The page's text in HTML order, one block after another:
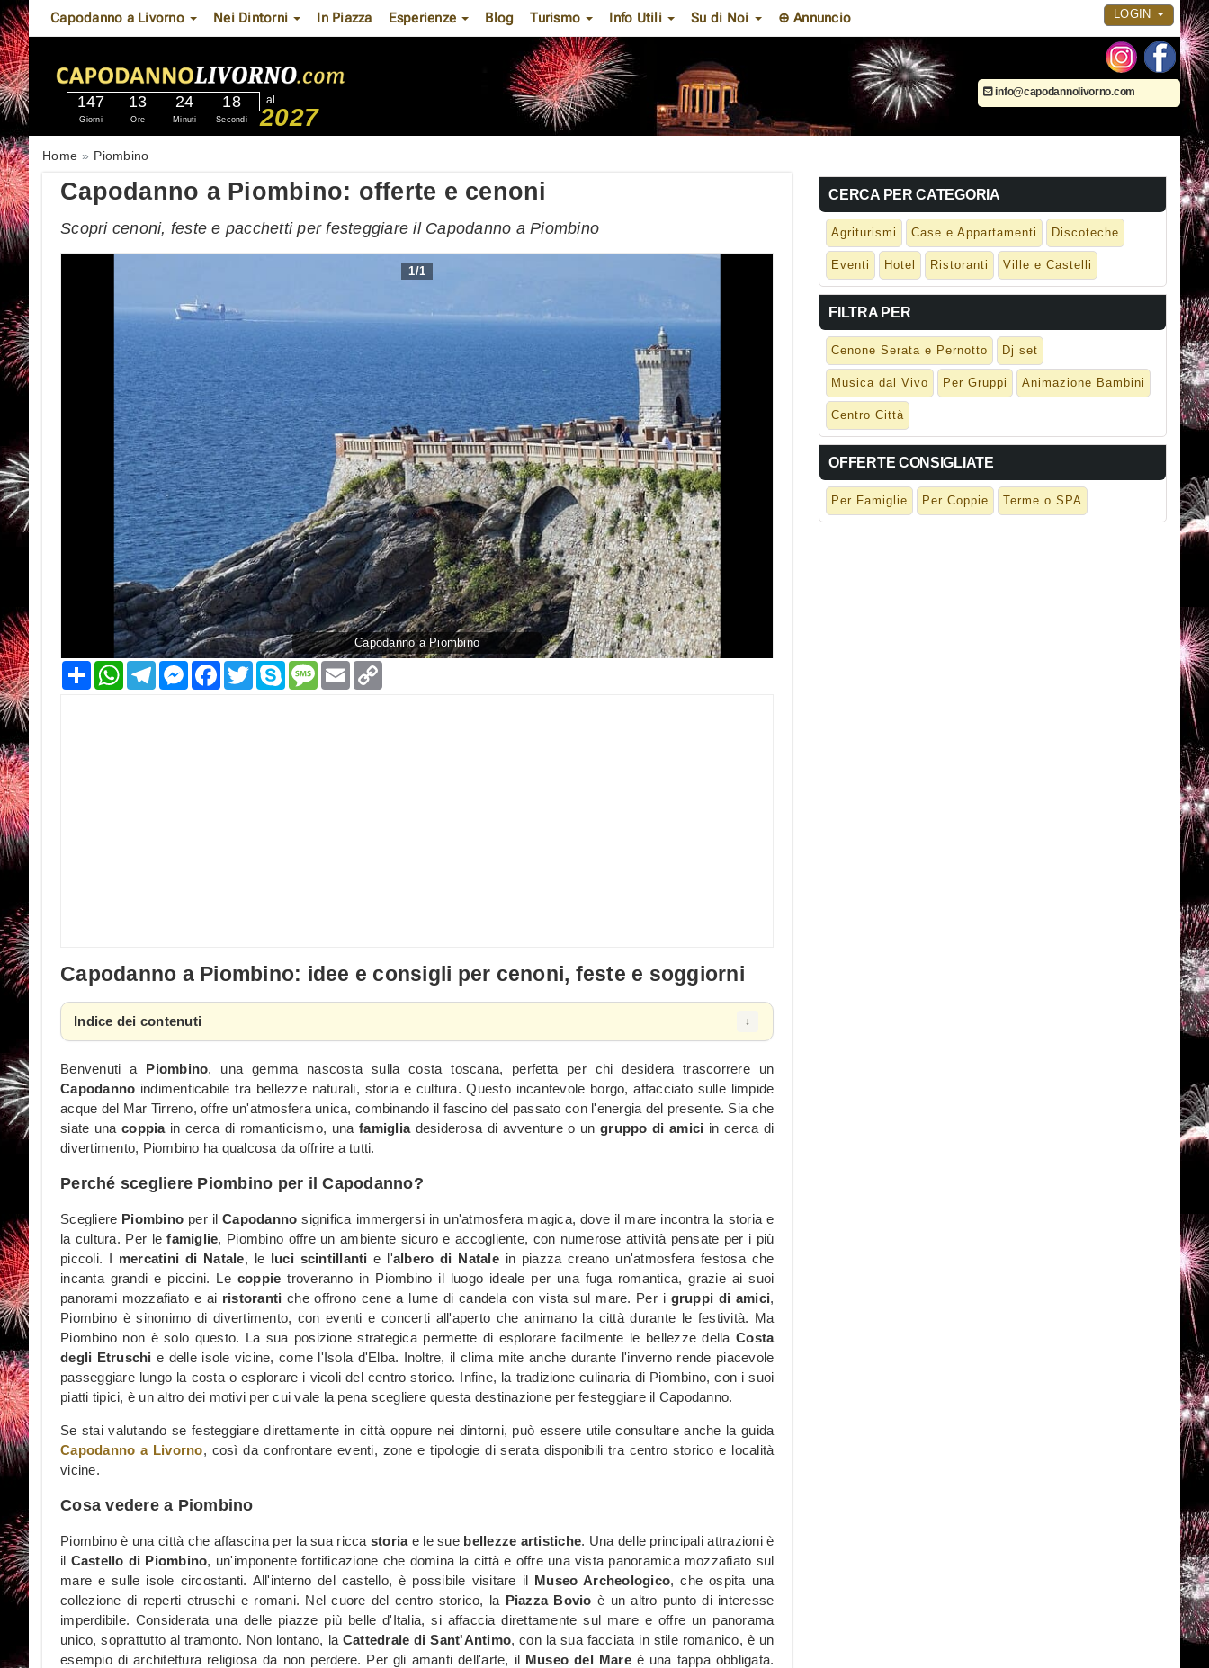
Capodanno a Livorno Nei Dintorni In Piazza Esperienze Blog Turismo Info Utili Su di Noi ⊕ Annuncio LOGIN
147
Giorni
13
Ore
24
Minuti
17
Secondi
al
2027
info@capodannolivorno.com
Home Piombino
Capodanno a Piombino: offerte e cenoni
Scopri cenoni, feste e pacchetti per festeggiare il Capodanno a Piombino
1/1
Capodanno a Piombino
CondividiWhatsAppTelegramMessenger
Facebook
TwitterSkypeMessage
Email
Capodanno a Piombino: idee e consigli per cenoni, feste e soggiorni
Indice dei contenuti
Benvenuti a Piombino, una gemma nascosta sulla costa toscana, perfetta per chi desidera trascorrere un
Capodanno indimenticabile tra bellezze naturali, storia e cultura. Questo incantevole borgo, affacciato sulle limpide
acque del Mar Tirreno, offre un'atmosfera unica, combinando il fascino del passato con l'energia del presente. Sia che
siate unacoppiain cerca di romanticismo, una famigliadesiderosa di avventure o ungruppo di amici in cerca di
divertimento, Piombino ha qualcosa da offrire a tutti.
Perché scegliere Piombino per il Capodanno?
Scegliere Piombino per ilCapodanno significa immergersi in un'atmosfera magica, dove il mare incontra la storia e
la cultura. Per lefamiglie, Piombino offre un ambiente sicuro e accogliente, con numerose attività pensate per i più
piccoli. I mercatini di Natale, le luci scintillanti e l'albero di Natalein piazza creano un'atmosfera festosa che
incanta grandi e piccini. Le coppie troveranno in Piombino il luogo ideale per una fuga romantica, grazie ai suoi
panorami mozzafiato e ai ristoranti che offrono cene a lume di candela con vista sul mare. Per i gruppi di amici,
Piombino è sinonimo di divertimento, con eventi e concerti all'aperto che animano la città durante le festività. Ma
Piombino non è solo questo. La sua posizione strategica permette di esplorare facilmente le bellezze dellaCosta
degli Etruschi e delle isole vicine, come l'Isola d'Elba. Inoltre, il clima mite anche durante l'inverno rende piacevole
passeggiare lungo la costa o esplorare i vicoli del centro storico. Infine, la tradizione culinaria di Piombino, con i suoi
piatti tipici, è un altro dei motivi per cui vale la pena scegliere questa destinazione per festeggiare il Capodanno.
Se stai valutando se festeggiare direttamente in città oppure nei dintorni, può essere utile consultare anche la guida
Capodanno a Livorno, così da confrontare eventi, zone e tipologie di serata disponibili tra centro storico e località
vicine.
Cosa vedere a Piombino
Piombino è una città che affascina per la sua ricca storiae le sue bellezze artistiche. Una delle principali attrazioni è
il Castello di Piombino, un'imponente fortificazione che domina la città e offre una vista panoramica mozzafiato sul
mare e sulle isole circostanti. All'interno del castello, è possibile visitare il Museo Archeologico, che ospita una
collezione di reperti etruschi e romani. Nel cuore del centro storico, la Piazza Bovio è un altro punto di interesse
imperdibile. Considerata una delle piazze più belle d'Italia, si affaccia direttamente sul mare e offre un panorama
unico, soprattutto al tramonto. Non lontano, la Cattedrale di Sant'Antimo, con la sua facciata in stile romanico, è un
esempio di architettura religiosa da non perdere. Per gli amanti dell'arte, il Museo del Mareè una tappa obbligata.
CERCA PER CATEGORIA
Agriturismi Case e Appartamenti Discoteche
Eventi Hotel Ristoranti Ville e Castelli
FILTRA PER
Cenone Serata e Pernotto Dj set
Musica dal Vivo Per Gruppi Animazione Bambini
Centro Città
OFFERTE CONSIGLIATE
Per Famiglie Per Coppie Terme o SPA